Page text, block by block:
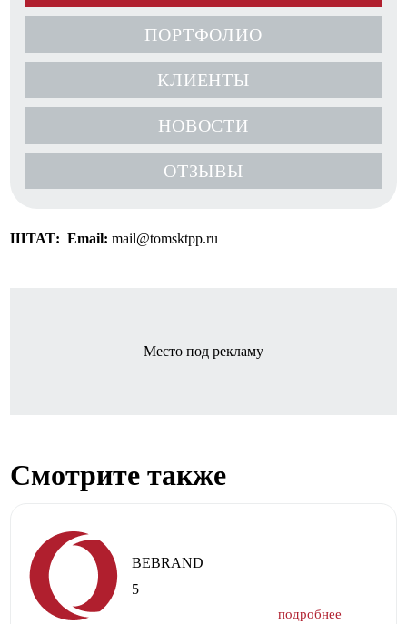
ПОРТФОЛИО
КЛИЕНТЫ
НОВОСТИ
ОТЗЫВЫ
ШТАТ: Email: mail@tomsktpp.ru
Место под рекламу
Смотрите также
BEBRAND
5